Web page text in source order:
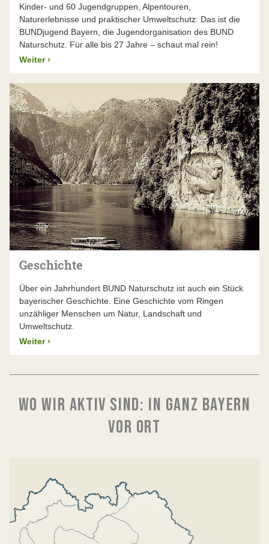
Kinder- und 60 Jugendgruppen, Alpentouren,
Naturerlebnisse und praktischer Umweltschutz: Das ist die
BUNDjugend Bayern, die Jugendorganisation des BUND
Naturschutz. Für alle bis 27 Jahre – schaut mal rein!
Weiter ›
Geschichte
Über ein Jahrhundert BUND Naturschutz ist auch ein Stück
bayerischer Geschichte. Eine Geschichte vom Ringen
unzähliger Menschen um Natur, Landschaft und
Umweltschutz.
Weiter ›
WO WIR AKTIV SIND: IN GANZ BAYERN
VOR ORT